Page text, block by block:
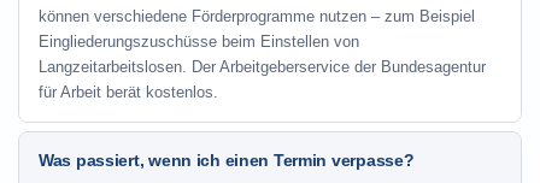
können verschiedene Förderprogramme nutzen – zum Beispiel
Eingliederungszuschüsse beim Einstellen von
Langzeitarbeitslosen. Der Arbeitgeberservice der Bundesagentur
für Arbeit berät kostenlos.
Was passiert, wenn ich einen Termin verpasse?